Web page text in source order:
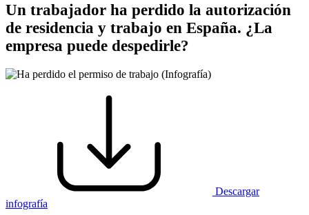
Un trabajador ha perdido la autorización
de residencia y trabajo en España. ¿La
empresa puede despedirle?
Descargar
infografía